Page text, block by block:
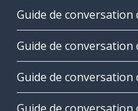
Guide de conversation
Guide de conversation
Guide de conversation